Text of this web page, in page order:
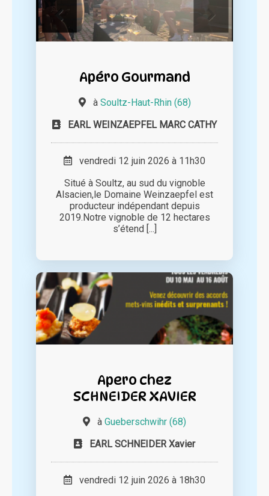
Apéro Gourmand
à Soultz-Haut-Rhin (68)
EARL WEINZAEPFEL MARC CATHY
vendredi 12 juin 2026 à 11h30
Situé à Soultz, au sud du vignoble
Alsacien,le Domaine Weinzaepfel est
producteur indépendant depuis
2019.Notre vignoble de 12 hectares
s’étend [...]
Apero chez
SCHNEIDER XAVIER
à Gueberschwihr (68)
EARL SCHNEIDER Xavier
vendredi 12 juin 2026 à 18h30